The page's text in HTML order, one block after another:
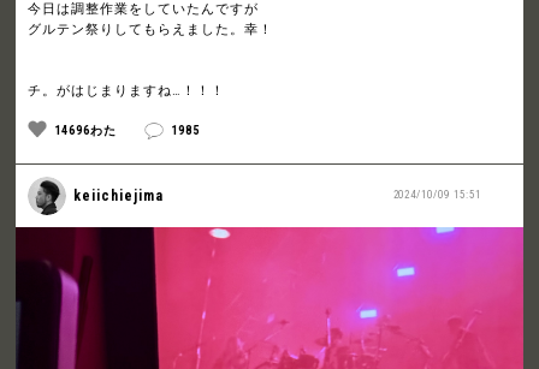
今日は調整作業をしていたんですが
グルテン祭りしてもらえました。幸！
チ。がはじまりますね…！！！
14696わた 1985
2024/10/09 15:51
keiichiejima